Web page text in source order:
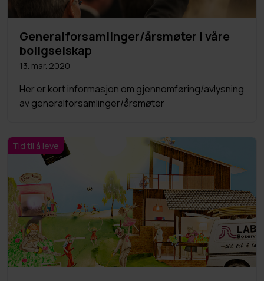
Generalforsamlinger/årsmøter i våre
boligselskap
13. mar. 2020
Her er kort informasjon om gjennomføring/avlysning
av generalforsamlinger/årsmøter
Tid til å leve